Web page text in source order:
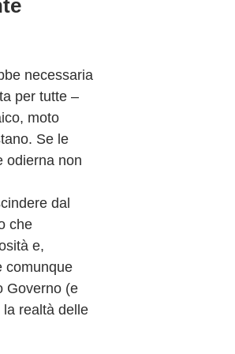
necessaria
per tutte –
moto
Se le
odierna non
dal
che
e,
comunque
Governo (e
realtà delle